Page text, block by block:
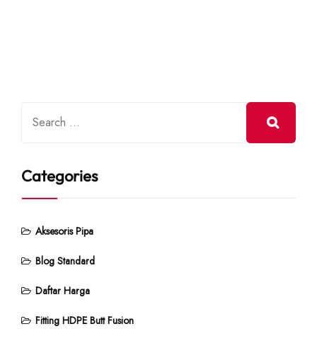
Categories
Aksesoris Pipa
Blog Standard
Daftar Harga
Fitting HDPE Butt Fusion